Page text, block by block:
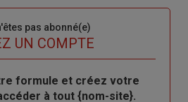
pas abonné(e)
UN COMPTE
formule et créez votre
à tout {nom-site}.